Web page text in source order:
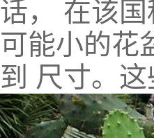
话， 在该
可能小的花
到 尺寸。